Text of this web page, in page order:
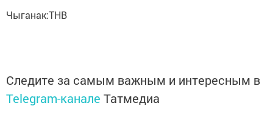
Чыганак:ТНВ
Следите за самым важным и интересным в
Telegram-канале Татмедиа